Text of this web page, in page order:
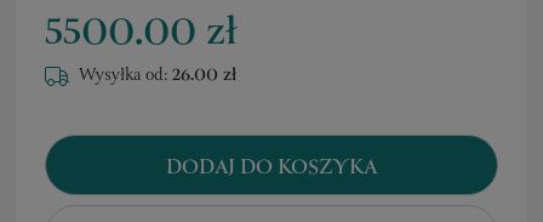
5500.00 zł
Wysyłka od:26.00 zł
DODAJ DO KOSZYKA